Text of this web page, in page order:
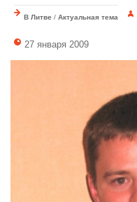
В Литве / Актуальная тема
27 января 2009